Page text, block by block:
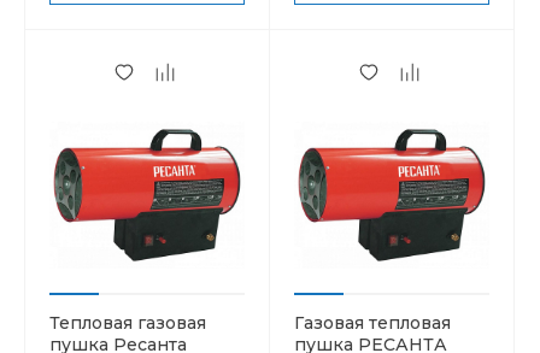
Тепловая газовая
пушка Ресанта
Газовая тепловая
пушка РЕСАНТА